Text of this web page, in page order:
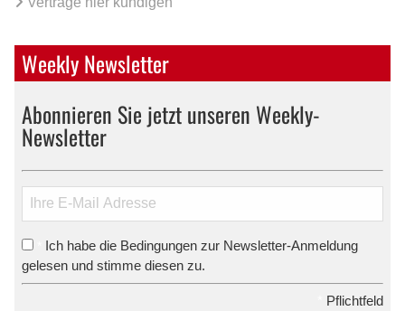
Weekly Newsletter
Abonnieren Sie jetzt unseren Weekly-
Newsletter
Ich habe die Bedingungen zur Newsletter-Anmeldung
gelesen und stimme diesen zu.
Pflichtfeld